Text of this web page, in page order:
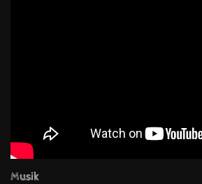
Musik